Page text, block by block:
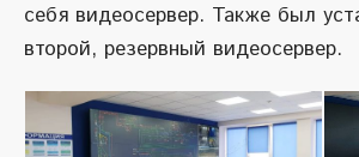
себя видеосервер. Также был
второй, резервный видеосервер.